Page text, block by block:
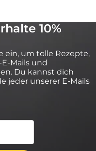
10%
ein, um tolle Rezepte,
Mails und
Du kannst dich
jeder unserer E-Mails